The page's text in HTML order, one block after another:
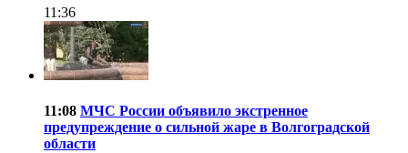
11:36
11:08 МЧС России объявило экстренное
предупреждение о сильной жаре в Волгоградской
области